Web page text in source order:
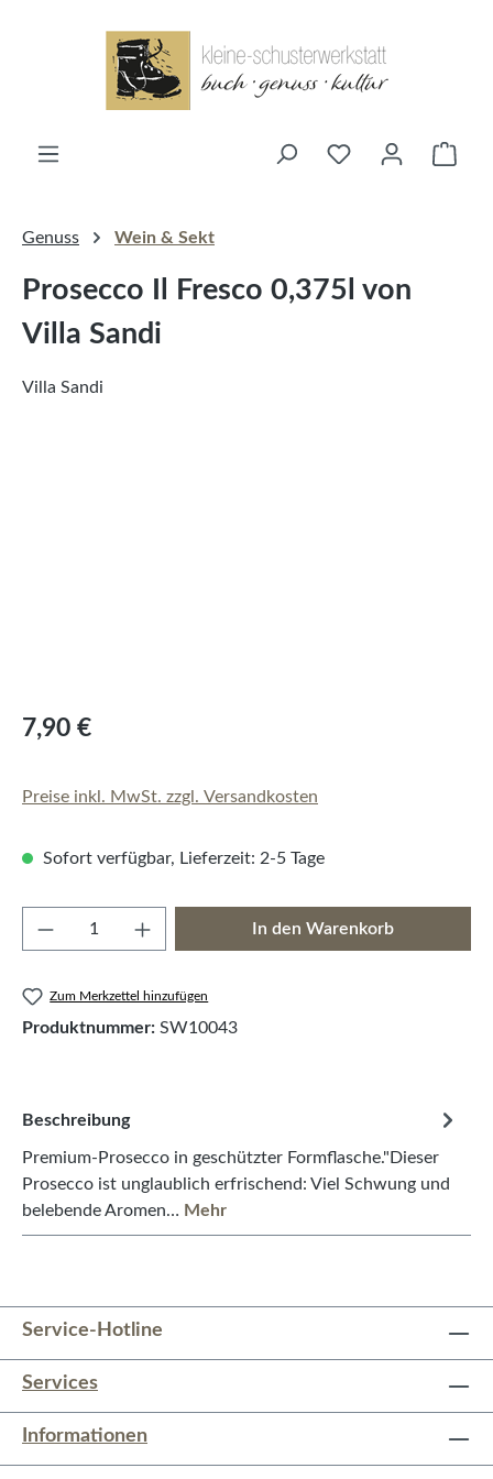
Genuss Wein & Sekt
Prosecco Il Fresco 0,375l von
Villa Sandi
Villa Sandi
7,90 €
Preise inkl. MwSt. zzgl. Versandkosten
Sofort verfügbar, Lieferzeit: 2-5 Tage
Produkt Anzahl: Gib den gewünschten
In den Warenkorb
Zum Merkzettel hinzufügen
Produktnummer: SW10043
Beschreibung
Premium-Prosecco in geschützter Formflasche."Dieser
Prosecco ist unglaublich erfrischend: Viel Schwung und
belebende Aromen… Mehr
Service-Hotline
Services
Informationen